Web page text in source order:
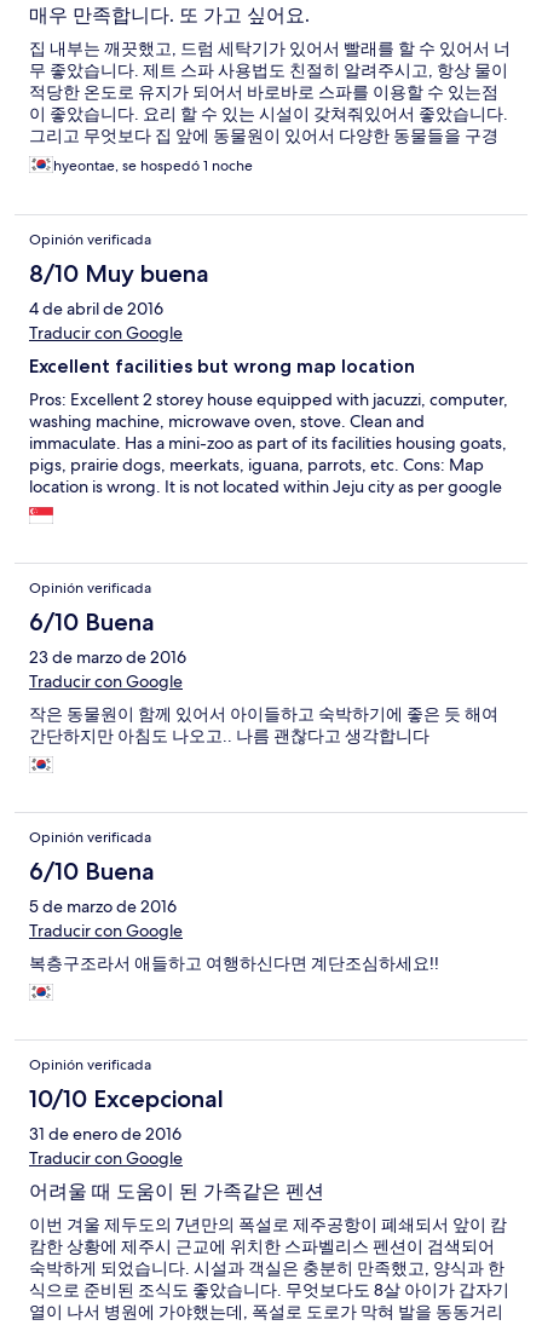
매우 만족합니다. 또 가고 싶어요.
집 내부는 깨끗했고, 드럼 세탁기가 있어서 빨래를 할 수 있어서 너
무 좋았습니다. 제트 스파 사용법도 친절히 알려주시고, 항상 물이
적당한 온도로 유지가 되어서 바로바로 스파를 이용할 수 있는점
이 좋았습니다. 요리 할 수 있는 시설이 갖쳐줘있어서 좋았습니다.
그리고 무엇보다 집 앞에 동물원이 있어서 다양한 동물들을 구경
할 수 있는 점이 너무 좋았습니다. 생각보다 동물 수가 많아서 좋았
습니다. 여름 시즌이 아니여서 실외 수영장은 운영을 하지 않았지
다. 한가지 단점이 있다면, 동물원이 있어서 그런건지, 펜션이 산골
에 위치해서 그런건지 몰라도 파리가 좀 있네요. 그래도 환경이 깨
끗해서 그런지 모기는 없어서 좋았습니다.
hyeontae, se hospedó 1 noche
Opinión verificada
8/10 Muy buena
4 de abril de 2016
Traducir con Google
Excellent facilities but wrong map location
Pros: Excellent 2 storey house equipped with jacuzzi, computer,
washing machine, microwave oven, stove. Clean and
immaculate. Has a mini-zoo as part of its facilities housing goats,
pigs, prairie dogs, meerkats, iguana, parrots, etc. Cons: Map
location is wrong. It is not located within Jeju city as per google
maps. It is actually located some distance away from the city
(possibly 10km away).
Opinión verificada
6/10 Buena
23 de marzo de 2016
Traducir con Google
작은 동물원이 함께 있어서 아이들하고 숙박하기에 좋은 듯 해여
간단하지만 아침도 나오고.. 나름 괜찮다고 생각합니다
Opinión verificada
6/10 Buena
5 de marzo de 2016
Traducir con Google
복층구조라서 애들하고 여행하신다면 계단조심하세요!!
Opinión verificada
10/10 Excepcional
31 de enero de 2016
Traducir con Google
어려울 때 도움이 된 가족같은 펜션
이번 겨울 제두도의 7년만의 폭설로 제주공항이 폐쇄되서 앞이 캄
캄한 상황에 제주시 근교에 위치한 스파벨리스 펜션이 검색되어
숙박하게 되었습니다. 시설과 객실은 충분히 만족했고, 양식과 한
식으로 준비된 조식도 좋았습니다. 무엇보다도 8살 아이가 갑자기
열이 나서 병원에 가야했는데, 폭설로 도로가 막혀 발을 동동거리